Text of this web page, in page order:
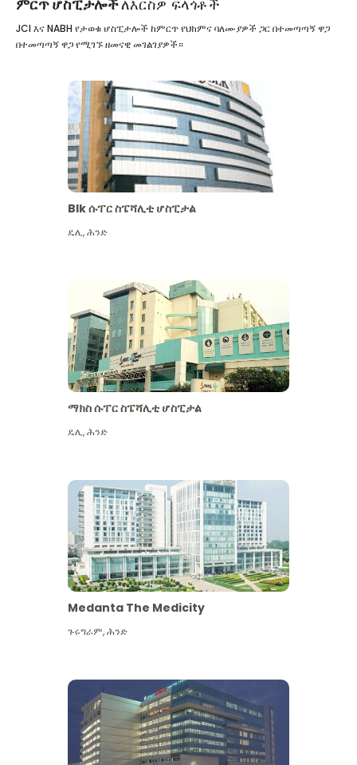
ምርጥ ሆስፒታሎችለእርስዎ ፍላጎቶች
JCI እና NABH የታወቁ ሆስፒታሎች ከምርጥ የህክምና ባለሙያዎች ጋር በተመጣጣኝ ዋጋ
በተመጣጣኝ ዋጋ የሚገኙ ዘመናዊ መገልገያዎች።
Blk ሱፐር ስፔሻሊቲ ሆስፒታል
ዴሊ,ሕንድ
ማክስ ሱፐር ስፔሻሊቲ ሆስፒታል
ዴሊ,ሕንድ
Medanta The Medicity
ጉሩግራም,ሕንድ